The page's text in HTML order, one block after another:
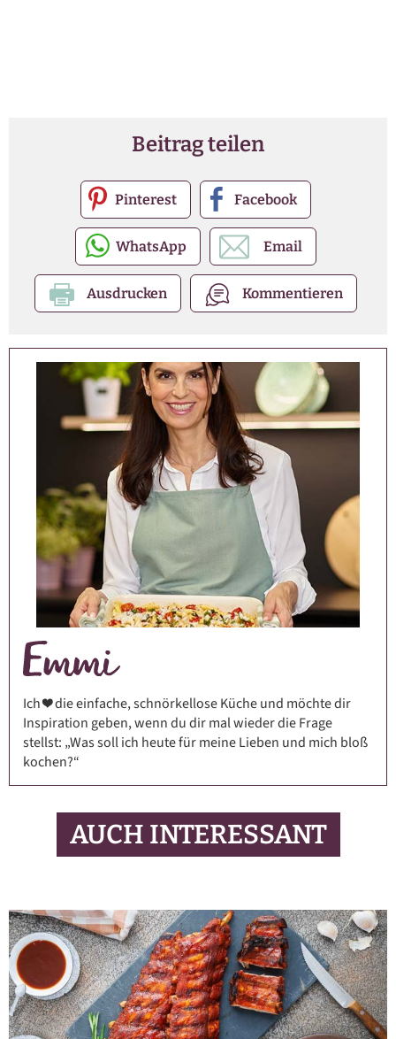
Beitrag teilen
Pinterest Facebook
WhatsApp Email
Ausdrucken Kommentieren
Ich ❤️ die einfache, schnörkellose Küche und möchte dir
Inspiration geben, wenn du dir mal wieder die Frage
stellst: „Was soll ich heute für meine Lieben und mich bloß
kochen?“
AUCH INTERESSANT